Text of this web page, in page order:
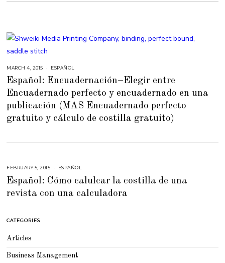
MARCH 4, 2015 M
Y
,
0
1
5
ESPAÑOL
Español: Encuadernación–Elegir entre
Encuadernado perfecto y encuadernado en una
publicación (MAS Encuadernado perfecto
gratuito y cálculo de costilla gratuito)
FEBRUARY 5, 2015 M
Y
,
2
ESPAÑOL
Español: Cómo calulcar la costilla de una
revista con una calculadora
CATEGORIES
Articles
Business Management